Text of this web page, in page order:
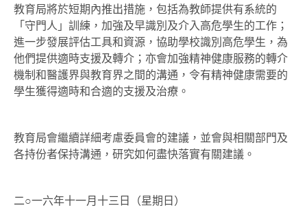
教育局將於短期內推出措施，包括為教師提供有系統的
「守門人」訓練，加強及早識別及介入高危學生的工作；
進一步發展評估工具和資源，協助學校識別高危學生，為
他們提供適時支援及轉介；亦會加強精神健康服務的轉介
機制和醫護界與教育界之間的溝通，令有精神健康需要的
學生獲得適時和合適的支援及治療。
教育局會繼續詳細考慮委員會的建議，並會與相關部門及
各持份者保持溝通，研究如何盡快落實有關建議。
二○一六年十一月十三日（星期日）